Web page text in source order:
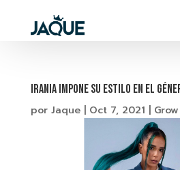
IRANIA IMPONE SU ESTILO EN EL
por Jaque| Oct 7, 2021 Grow